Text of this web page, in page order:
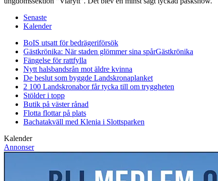
Senaste
Kalender
BoIS utsatt för bedrägeriförsök
Gästkrönika: När staden glömmer sina spårGästkrönika
Fängelse för rattfylla
Nytt halsbandsrån mot äldre kvinna
De beslut som byggde Landskronaplanket
2 100 Landskronabor får tycka till om tryggheten
Stölder i topp
Butik på väster rånad
Flotta flottar på plats
Bachatakväll med Klenia i Slottsparken
Kalender
Annonser